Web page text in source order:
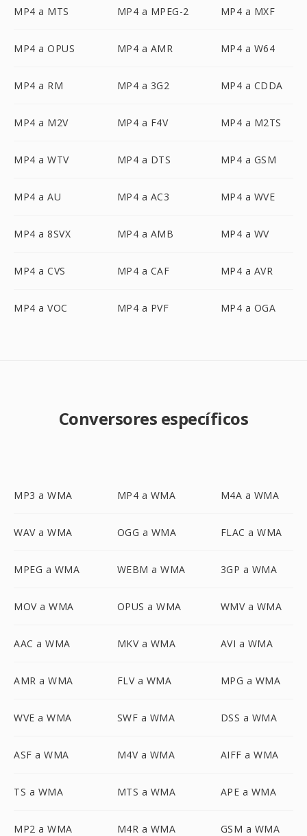
MP4 a MTS MP4 a MPEG-2 MP4 a MXF
MP4 a OPUS MP4 a AMR MP4 a W64
MP4 a RM MP4 a 3G2 MP4 a CDDA
MP4 a M2V MP4 a F4V MP4 a M2TS
MP4 a WTV MP4 a DTS MP4 a GSM
MP4 a AU MP4 a AC3 MP4 a WVE
MP4 a 8SVX MP4 a AMB MP4 a WV
MP4 a CVS MP4 a CAF MP4 a AVR
MP4 a VOC MP4 a PVF MP4 a OGA
Conversores específicos
MP3 a WMA MP4 a WMA M4A a WMA
WAV a WMA OGG a WMA FLAC a WMA
MPEG a WMA WEBM a WMA 3GP a WMA
MOV a WMA OPUS a WMA WMV a WMA
AAC a WMA MKV a WMA AVI a WMA
AMR a WMA FLV a WMA MPG a WMA
WVE a WMA SWF a WMA DSS a WMA
ASF a WMA M4V a WMA AIFF a WMA
TS a WMA MTS a WMA APE a WMA
MP2 a WMA M4R a WMA GSM a WMA